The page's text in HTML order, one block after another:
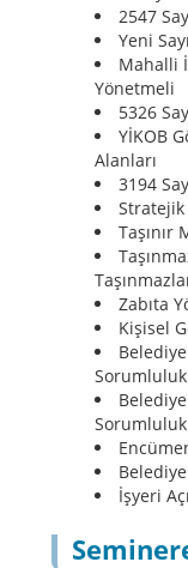
2547
Yeni
Mahalli
Yönetmeli
5326
YİKOB
Alanları
3194
Taşınır
Zabıta
Kişisel
İşyeri